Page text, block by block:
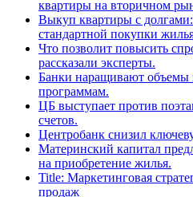
квартиры на вторичном
Выкуп квартиры с долгами:
стандартной покупки
Что позволит повысить
рассказали эксперты.
Банки наращивают
программам.
ЦБ выступает против
счетов.
Центробанк снизил
Материнский капитал
на приобретение жилья.
Title: Маркетинговая
продаж